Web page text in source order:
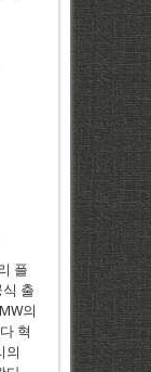
플
출
의
혁
의